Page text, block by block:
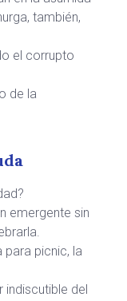
también,
el corrupto
de la
emergente sin
picnic, la
indiscutible del